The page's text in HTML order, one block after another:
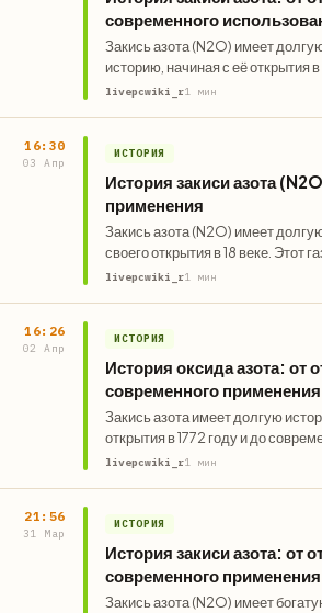
современного
Закись азота (N2O) имеет
историю, начиная с её открытия в
современными…
livepcwiki_r1 мин
16:30
03 Апр
ИСТОРИЯ
История закиси азота
применения
Закись азота (N2O) имеет
своего открытия в 18 веке. Этот
livepcwiki_r1 мин
16:26
02 Апр
ИСТОРИЯ
История оксида азота: от
современного применения
Закись азота имеет долгую
открытия в 1772 году и до
медицине…
livepcwiki_r1 мин
21:56
31 Мар
ИСТОРИЯ
История закиси азота: от
современного применения
Закись азота (N2O) имеет